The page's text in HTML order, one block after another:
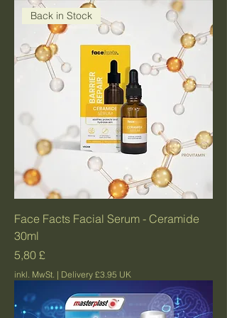
Back in Stock
Face Facts Facial Serum - Ceramide
30ml
Preis
5,80 £
inkl. MwSt. | Delivery £3.95 UK